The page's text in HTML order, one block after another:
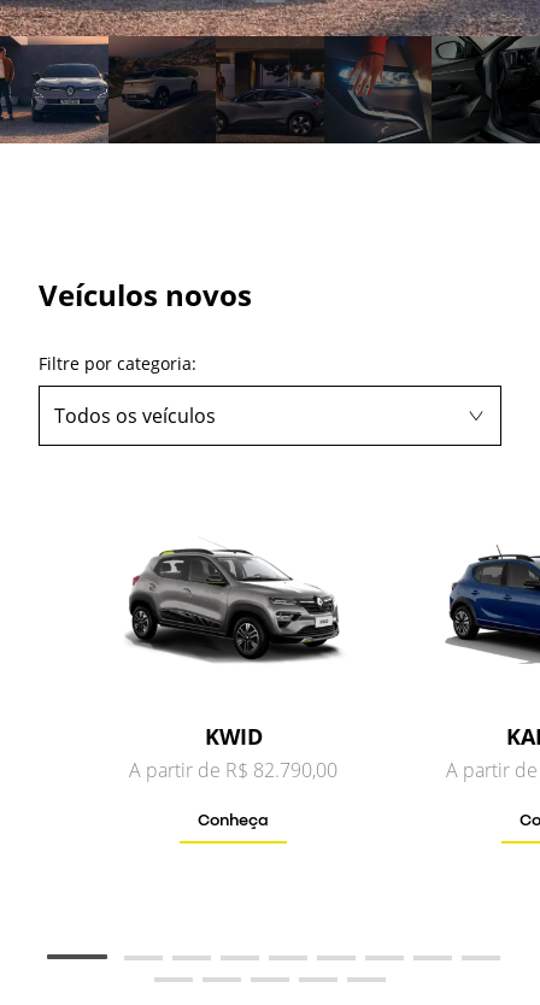
Veículos novos
Filtre por categoria:
Todos os veículos
KWID
A partir de R$ 82.790,00
Conheça
A partir